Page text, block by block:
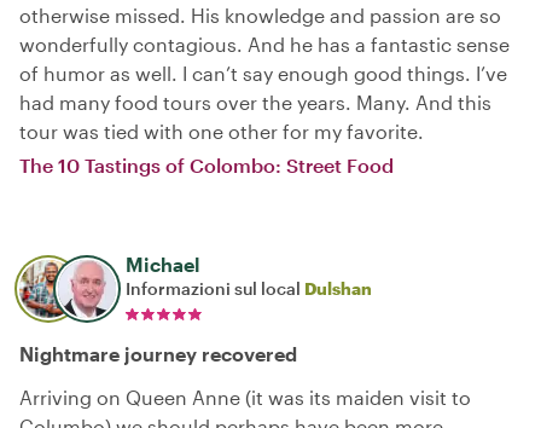
otherwise missed. His knowledge and passion are so
wonderfully contagious. And he has a fantastic sense
of humor as well. I can’t say enough good things. I’ve
had many food tours over the years. Many. And this
tour was tied with one other for my favorite.
The 10 Tastings of Colombo: Street Food
Michael
Informazioni sul local Dulshan
Nightmare journey recovered
Arriving on Queen Anne (it was its maiden visit to